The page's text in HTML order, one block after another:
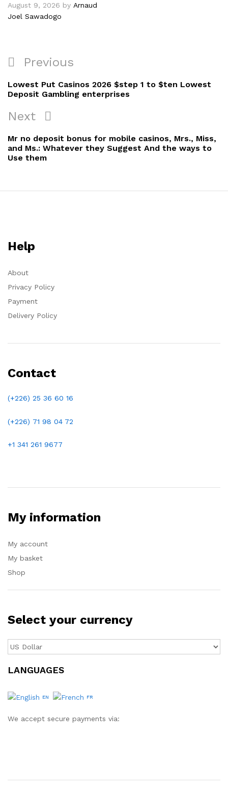
August 9, 2026 by Arnaud
Joel Sawadogo
Previous
Lowest Put Casinos 2026 $step 1 to $ten Lowest
Deposit Gambling enterprises
Next
Mr no deposit bonus for mobile casinos, Mrs., Miss,
and Ms.: Whatever they Suggest And the ways to
Use them
Help
About
Privacy Policy
Payment
Delivery Policy
Contact
(+226) 25 36 60 16
(+226) 71 98 04 72
+1 341 261 9677
My information
My account
My basket
Shop
Select your currency
LANGUAGES
EN FR
We accept secure payments via: